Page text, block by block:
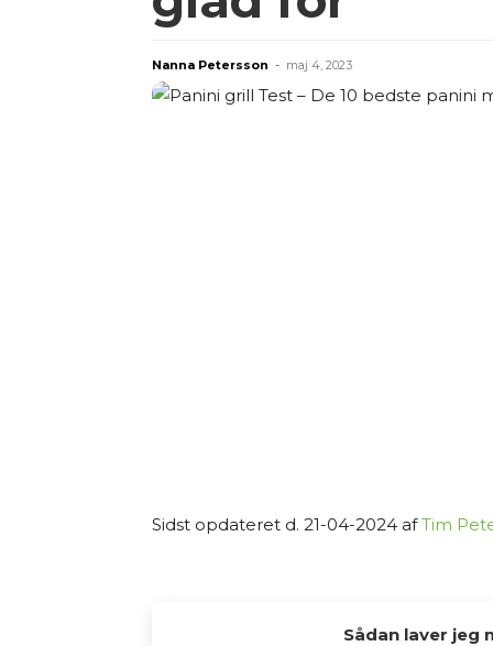
Nanna Petersson - maj 4, 2023
Sidst opdateret d. 21-04-2024 afTim
Sådan laver jeg